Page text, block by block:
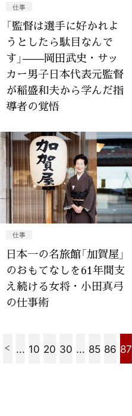
仕事
「監督は選手に好かれよ
うとしたら駄目なんで
す」——岡田武史・サッ
カー男子日本代表元監督
が稲盛和夫から学んだ指
導者の覚悟
仕事
日本一の名旅館「加賀屋」
のおもてなしを61年間支
え続ける女将・小田真弓
の仕事術
... 10 20 30 ... 85 86 87